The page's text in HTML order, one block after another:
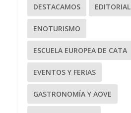
DESTACAMOS EDITORIAL
ENOTURISMO
ESCUELA EUROPEA DE CATA
EVENTOS Y FERIAS
GASTRONOMÍA Y AOVE